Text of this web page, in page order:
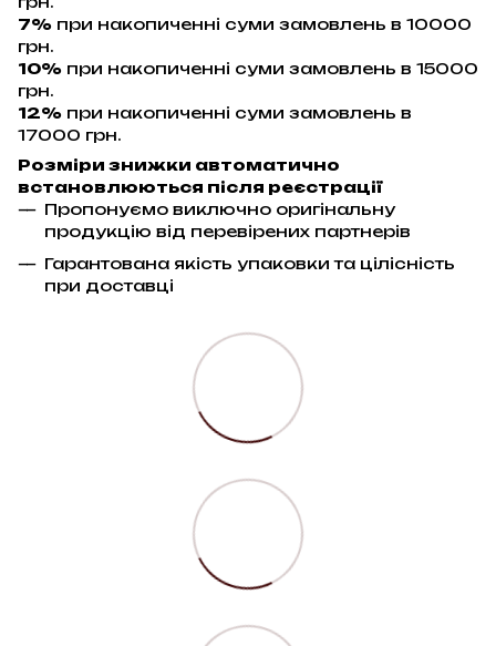
7% при накопиченні суми замовлень в 10000
грн.
10% при накопиченні суми замовлень в 15000
грн.
12% при накопиченні суми замовлень в
17000 грн.
Розміри знижки автоматично
встановлюються після реєстрації
Пропонуємо виключно оригінальну
продукцію від перевірених партнерів
Гарантована якість упаковки та цілісність
при доставці